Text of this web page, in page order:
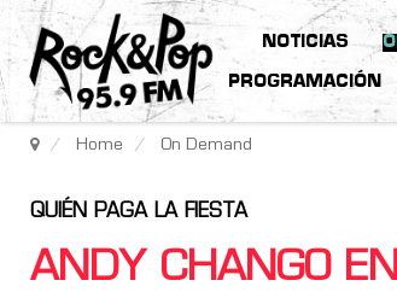
NOTICIAS
PROGRAMACIÓN
Home On Demand
QUIÉN PAGA LA FIESTA
ANDY CHANGO